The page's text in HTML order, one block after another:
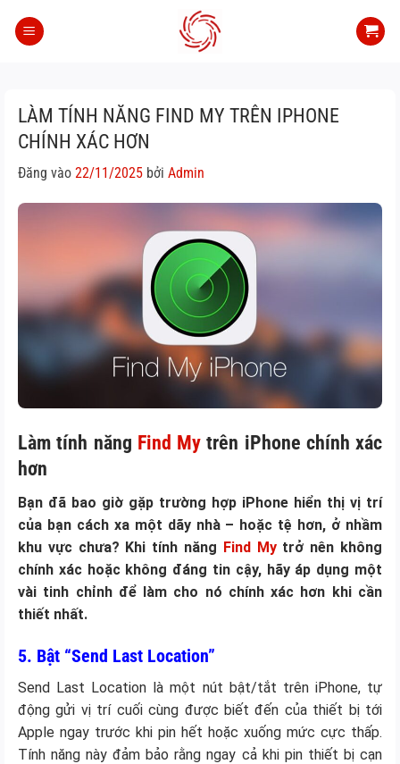
qua
LÀM TÍNH NĂNG FIND MY TRÊN IPHONE
CHÍNH XÁC HƠN
Đăng vào 22/11/2025 bởi Admin
Làm tính năng Find My trên iPhone chính xác
hơn
Bạn đã bao giờ gặp trường hợp iPhone hiển thị vị trí
của bạn cách xa một dãy nhà – hoặc tệ hơn, ở nhầm
khu vực chưa? Khi tính năng Find Mytrở nên không
chính xác hoặc không đáng tin cậy, hãy áp dụng một
vài tinh chỉnh để làm cho nó chính xác hơn khi cần
thiết nhất.
5. Bật “Send Last Location”
Send Last Location là một nút bật/tắt trên iPhone, tự
động gửi vị trí cuối cùng được biết đến của thiết bị tới
Apple ngay trước khi pin hết hoặc xuống mức cực thấp.
Tính năng này đảm bảo rằng ngay cả khi pin thiết bị cạn